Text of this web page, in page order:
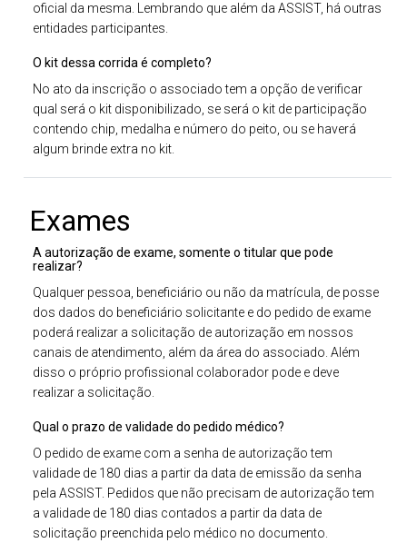
oficial da mesma. Lembrando que além da ASSIST, há outras
entidades participantes.
O kit dessa corrida é completo?
No ato da inscrição o associado tem a opção de verificar
qual será o kit disponibilizado, se será o kit de participação
contendo chip, medalha e número do peito, ou se haverá
algum brinde extra no kit.
Exames
A autorização de exame, somente o titular que pode
realizar?
Qualquer pessoa, beneficiário ou não da matrícula, de posse
dos dados do beneficiário solicitante e do pedido de exame
poderá realizar a solicitação de autorização em nossos
canais de atendimento, além da área do associado. Além
disso o próprio profissional colaborador pode e deve
realizar a solicitação.
Qual o prazo de validade do pedido médico?
O pedido de exame com a senha de autorização tem
validade de 180 dias a partir da data de emissão da senha
pela ASSIST. Pedidos que não precisam de autorização tem
a validade de 180 dias contados a partir da data de
solicitação preenchida pelo médico no documento.